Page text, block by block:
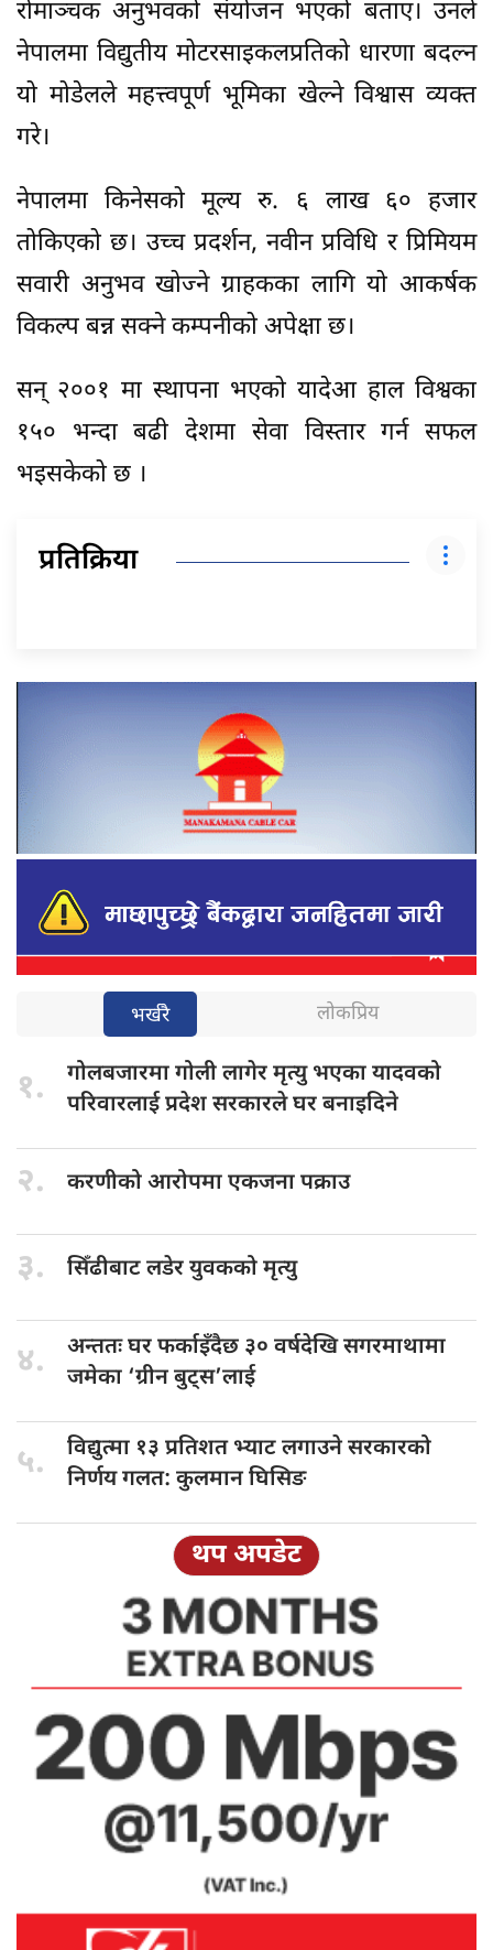
रोमाञ्चक अनुभवको संयोजन भएको बताए। उनले
नेपालमा विद्युतीय मोटरसाइकलप्रतिको धारणा बदल्न
यो मोडेलले महत्त्वपूर्ण भूमिका खेल्ने विश्वास व्यक्त
गरे।
नेपालमा किनेसको मूल्य रु. ६ लाख ६० हजार
तोकिएको छ। उच्च प्रदर्शन, नवीन प्रविधि र प्रिमियम
सवारी अनुभव खोज्ने ग्राहकका लागि यो आकर्षक
विकल्प बन्न सक्ने कम्पनीको अपेक्षा छ।
सन् २००१ मा स्थापना भएको यादेआ हाल विश्वका
१५० भन्दा बढी देशमा सेवा विस्तार गर्न सफल
भइसकेको छ ।
प्रतिक्रिया
भर्खरै लोकप्रिय
१. गोलबजारमा गोलीलागेर मृत्यु भएका यादवको
परिवारलाई प्रदेश सरकारले घर बनाइदिने
२. करणीको आरोपमाएकजना पक्राउ
३. सिँढीबाट लडेरयुवकको मृत्यु
४. अन्ततः घरफर्काइँदैछ ३० वर्षदेखि सगरमाथामा
जमेका ‘ग्रीन बुट्स’लाई
५. विद्युत्मा १३ प्रतिशत भ्याट लगाउने सरकारको
निर्णय गलत: कुलमान घिसिङ
थप अपडेट